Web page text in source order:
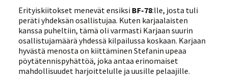
Erityiskiitokset menevät ensiksi BF-78:lle, josta tuli
peräti yhdeksän osallistujaa. Kuten karjaalaisten
kanssa puheltiin, tämä oli varmasti Karjaan suurin
osallistujamäärä yhdessä kilpailussa koskaan. Karjaan
hyvästä menosta on kiittäminen Stefanin upeaa
pöytätennispyhättöä, joka antaa erinomaiset
mahdollisuudet harjoittelulle ja uusille pelaajille.